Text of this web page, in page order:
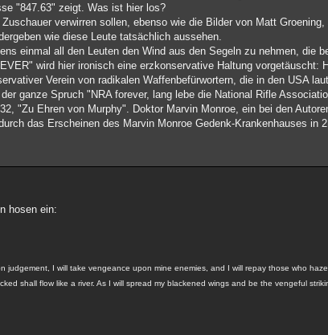
"847.63" zeigt. Was ist hier los?
verwirren sollen, ebenso wie die Bilder von Matt
wie diese Leute tatsächlich aussehen.
einmal all den Leuten den Wind aus den Segeln zu nehmen, die
wird hier ironisch eine erzkonservative Haltung vorgetäuscht:
Verein von radikalen Waffenbefürwortern, die in den USA
ganze Spruch "NRA forever, lang lebe die National Rifle
"Zu Ehren von Murphy". Doktor Marvin Monroe, ein bei den
das Erscheinen des Marvin Monroe Gedenk-Krankenhauses in
hosen ein:
judgement, I will take vengeance upon mine enemies, and I will repay those who haze
shall flow like a river. As I will spread my blackened wings and be the vengeful